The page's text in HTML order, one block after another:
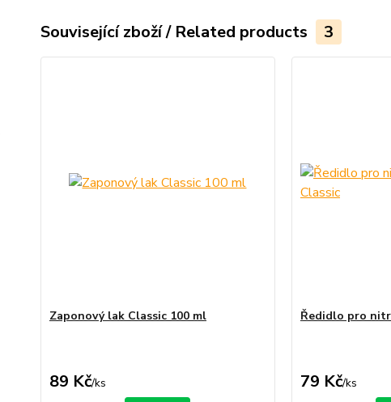
Související zboží / Related products 3
Zaponový lak Classic 100 ml
89 Kč/ks
Ředidlo pro
79 Kč/ks